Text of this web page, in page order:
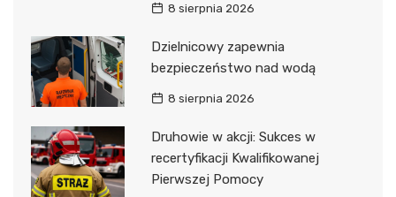
8 sierpnia 2026
Dzielnicowy zapewnia
bezpieczeństwo nad wodą
8 sierpnia 2026
Druhowie w akcji: Sukces w
recertyfikacji Kwalifikowanej
Pierwszej Pomocy